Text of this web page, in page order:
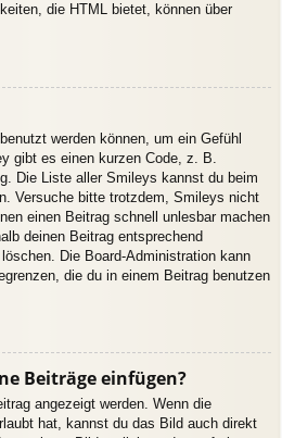
die HTML bietet, können über
werden können, um ein Gefühl
gibt es einen kurzen Code, z. B.
Die Liste aller Smileys kannst du beim
Versuche bitte trotzdem, Smileys nicht
einen Beitrag schnell unlesbar machen
deinen Beitrag entsprechend
Die Board-Administration kann
die du in einem Beitrag benutzen
Beiträge einfügen?
angezeigt werden. Wenn die
hat, kannst du das Bild auch direkt